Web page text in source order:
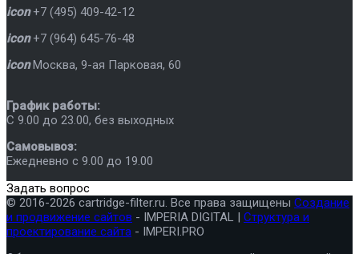
icon +7 (495) 409-42-12
icon +7 (964) 645-76-48
icon Москва, 9-ая Парковая, 60
График работы:
C 9.00 до 23.00, без выходных
Самовывоз:
Ежедневно с 9.00 до 19.00
Задать вопрос
© 2016-2026 cartridge-filter.ru. Все права защищены Создание
и продвижение сайтов - IMPERIA DIGITAL | Структура и
проектирование сайта - IMPERI.PRO